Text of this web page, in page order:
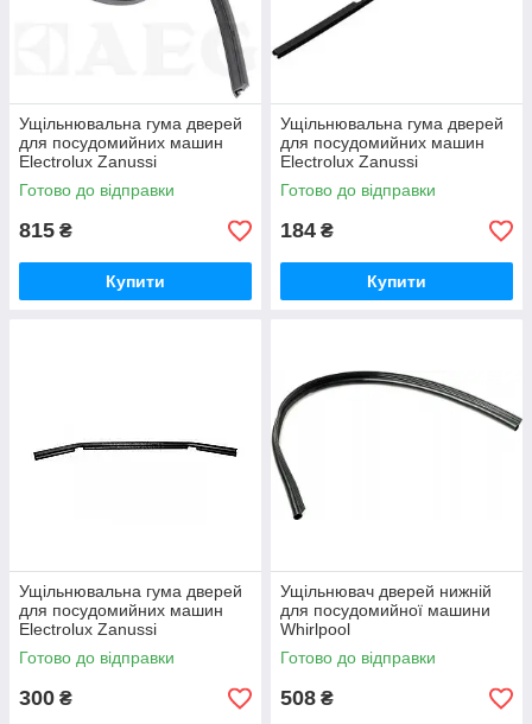
Замовити гумові ущільнювачі
Ущільнювальна гума дверей
для посудомийних машин
Electrolux Zanussi
1171265232
Готово до відправки
815 ₴
Купити
Ущільнювальна гума дверей
для посудомийних машин
Electrolux Zanussi
1527401002
Готово до відправки
184 ₴
Купити
Ущільнювальна гума дверей
для посудомийних машин
Electrolux Zanussi
1527401101
Готово до відправки
300 ₴
Ущільнювач дверей нижній
для посудомийної машини
Whirlpool
Готово до відправки
508 ₴